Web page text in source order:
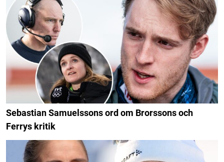
Sebastian Samuelssons ord om Brorssons och
Ferrys kritik